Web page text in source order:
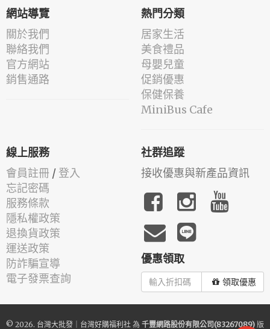
網站導覽
關於我們
聯絡我們
官方網站
銷售通路
熱門分類
居家生活
美食禮品
母嬰兒童
促銷優惠
保健保養
MiniBus Cafe
線上服務
會員註冊 / 登入
忘記密碼
服務條款
隱私權政策
退換貨政策
運送政策
防詐騙宣導
電子發票查詢
社群追蹤
接收優惠與新產品資訊
優惠領取
領取優惠
© 2026. 台灣大批發｜台灣好購福利社 為 千豐網路股份有限公司(83267089) 版